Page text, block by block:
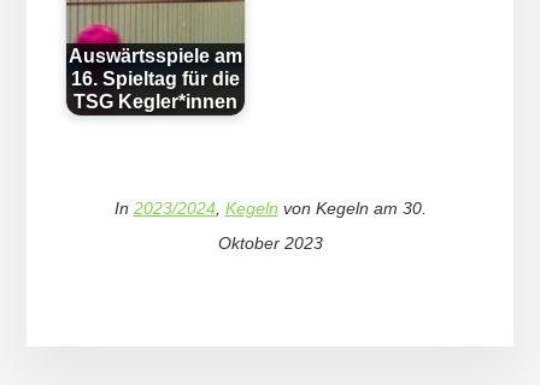
Auswärtsspiele am
16. Spieltag für die
TSG Kegler*innen
In 2023/2024, Kegeln von Kegeln am 30.
Oktober 2023